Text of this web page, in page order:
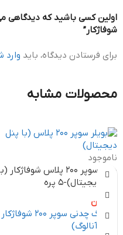
شوفاژکار”
برای فرستادن دیدگاه، باید وارد
محصولات مشابه
ناموجود
دیگ سوپر ۲۰۰ پلاس شوفاژکار
پنل دیجیتال)-5 پره
تومان